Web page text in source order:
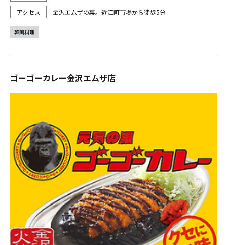
金沢エムザの裏。近江町市場から徒歩5分
韓国料理
ゴーゴーカレー金沢エムザ店